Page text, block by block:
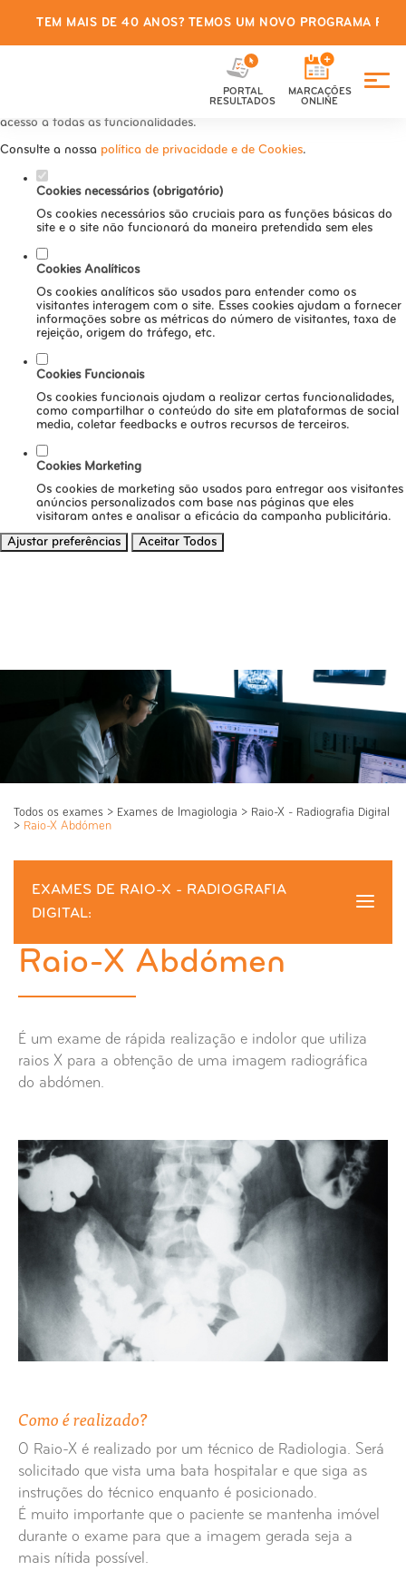
Defina as suas preferências de
cookies para este website.
Este website utiliza cookies estritamente necessários, analíticos e
acesso a todas as funcionalidades.
Consulte a nossa política de privacidade e de Cookies.
Cookies necessários (obrigatório)
Os cookies necessários são cruciais para as funções básicas do
site e o site não funcionará da maneira pretendida sem eles
Cookies Analíticos
Os cookies analíticos são usados para entender como os
visitantes interagem com o site. Esses cookies ajudam a fornecer
informações sobre as métricas do número de visitantes, taxa de
rejeição, origem do tráfego, etc.
Cookies Funcionais
Os cookies funcionais ajudam a realizar certas funcionalidades,
como compartilhar o conteúdo do site em plataformas de social
media, coletar feedbacks e outros recursos de terceiros.
Cookies Marketing
Os cookies de marketing são usados para entregar aos visitantes
anúncios personalizados com base nas páginas que eles
visitaram antes e analisar a eficácia da campanha publicitária.
Ajustar preferências
Aceitar Todos
TEM MAIS DE 40 ANOS? TEMOS UM NOVO PROGRAMA
PORTAL
RESULTADOS
MARCAÇÕES
ONLINE
Todos os exames > Exames de Imagiologia > Raio-X - Radiografia Digital
> Raio-X Abdómen
EXAMES DE RAIO-X - RADIOGRAFIA
DIGITAL:
Raio-X Abdómen
Raio-X Anca
Raio-X Ante-braço
Raio-X Articulação Externo Clavicular
Raio-X Articulação Temporo-Maxilar
Raio-X Articulações Sacro Ilíacas
Raio-X Bacia
Raio-X Braço
Raio-X Calcâneo
Raio-X Cávum
Raio-X Charneira Lombo-Sagrada
Raio-X Abdómen
É um exame de rápida realização e indolor que utiliza
raios X para a obtenção de uma imagem radiográfica
do abdómen.
Como é realizado?
O Raio-X é realizado por um técnico de Radiologia. Será
solicitado que vista uma bata hospitalar e que siga as
instruções do técnico enquanto é posicionado.
É muito importante que o paciente se mantenha imóvel
durante o exame para que a imagem gerada seja a
mais nítida possível.